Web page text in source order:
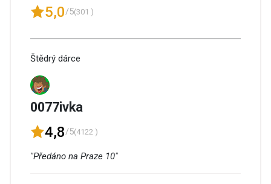
5,0/5(301 )
Štědrý dárce
0077ivka
4,8/5(4122 )
"Předáno na Praze 10"